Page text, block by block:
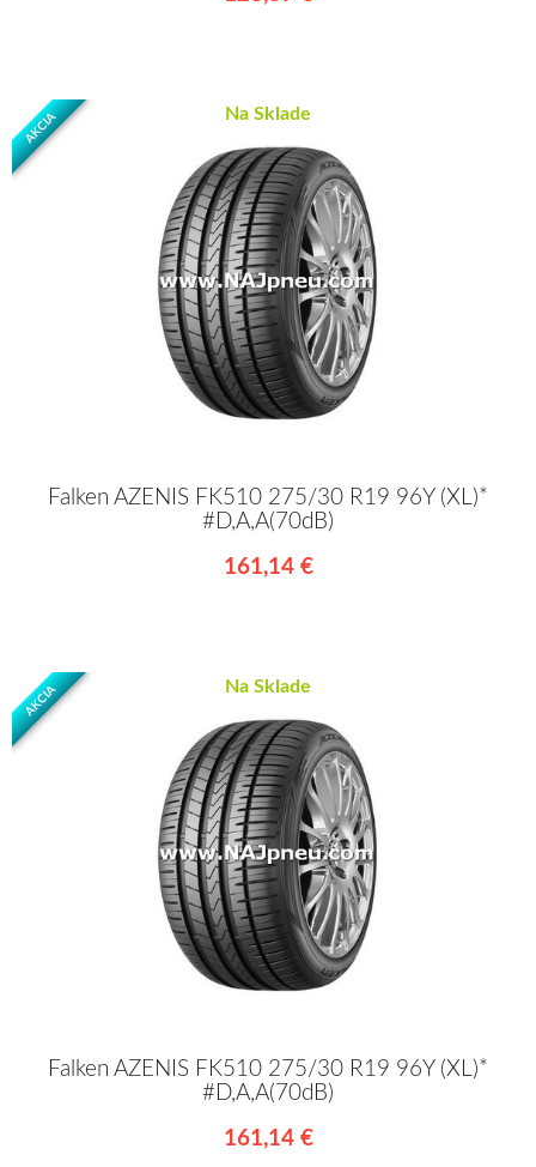
AKCIA Na Sklade
Falken AZENIS FK510 275/30 R19 96Y (XL)*
#D,A,A(70dB)
161,14 €
AKCIA Na Sklade
Falken AZENIS FK510 275/30 R19 96Y (XL)*
#D,A,A(70dB)
161,14 €